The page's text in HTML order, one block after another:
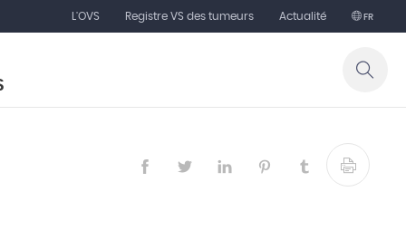
L'OVS Registre VS des tumeurs Actualité FR